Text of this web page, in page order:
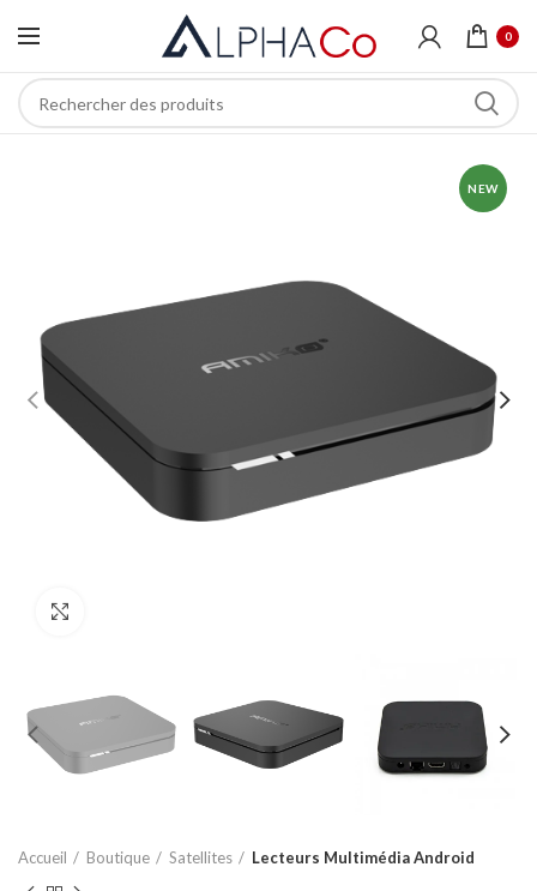
0
NEW
Accueil Boutique Satellites Lecteurs Multimédia Android